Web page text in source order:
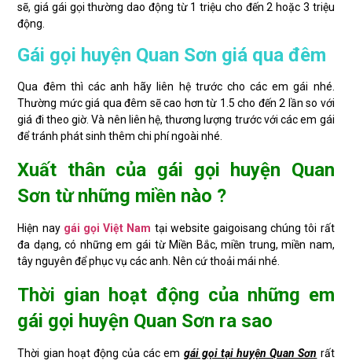
sẽ, giá gái gọi thường dao động từ 1 triệu cho đến 2 hoặc 3 triệu
động.
Gái gọi huyện Quan Sơn giá qua đêm
Qua đêm thì các anh hãy liên hệ trước cho các em gái nhé.
Thường mức giá qua đêm sẽ cao hơn từ 1.5 cho đến 2 lần so với
giá đi theo giờ. Và nên liên hệ, thương lượng trước với các em gái
để tránh phát sinh thêm chi phí ngoài nhé.
Xuất thân của gái gọi huyện Quan
Sơn từ những miền nào ?
Hiện nay gái gọi Việt Nam tại website gaigoisang chúng tôi rất
đa dạng, có những em gái từ Miền Bắc, miền trung, miền nam,
tây nguyên để phục vụ các anh. Nên cứ thoải mái nhé.
Thời gian hoạt động của những em
gái gọi huyện Quan Sơn ra sao
Thời gian hoạt động của các em gái gọi tại huyện Quan Sơn rất